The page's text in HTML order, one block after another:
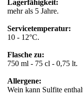
Lagerfähigkeit:
mehr als 5 Jahre.
Servicetemperatur:
10 - 12°C.
Flasche zu:
750 ml - 75 cl - 0,75 lt.
Allergene:
Wein kann Sulfite